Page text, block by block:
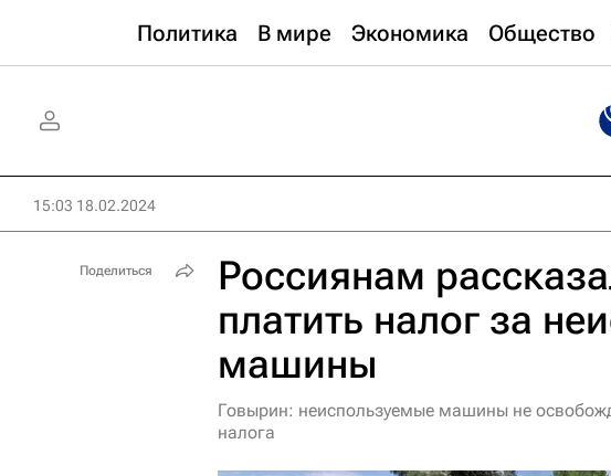
Политика В мире Экономика Общество
15:03 18.02.2024
Россиянам
платить налог за
машины
Говырин: неиспользуемые машины не
налога
Поделиться